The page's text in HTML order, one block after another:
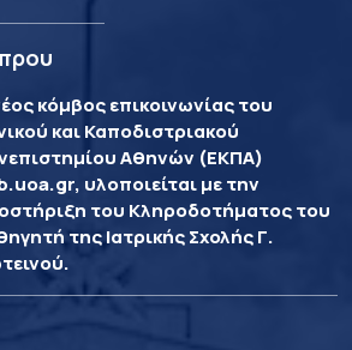
κόμβος επικοινωνίας του
και Καποδιστριακού
Αθηνών (ΕΚΠΑ)
υλοποιείται με την
του Κληροδοτήματος του
της Ιατρικής Σχολής Γ.